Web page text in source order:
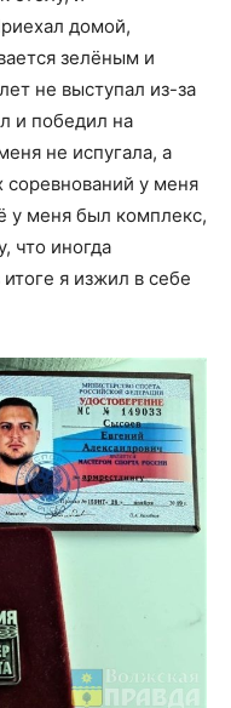
домой,
зелёным и
не выступал из-за
и победил на
не испугала, а
соревнований у меня
у меня был комплекс,
что иногда
я изжил в себе